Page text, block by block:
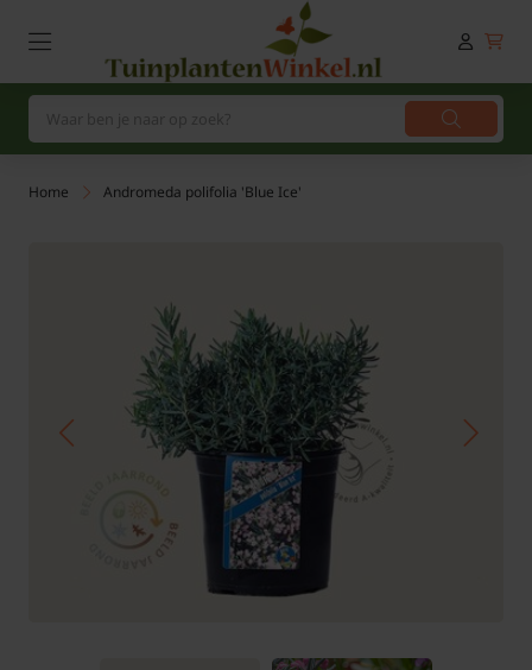
Home Andromeda polifolia 'Blue Ice'